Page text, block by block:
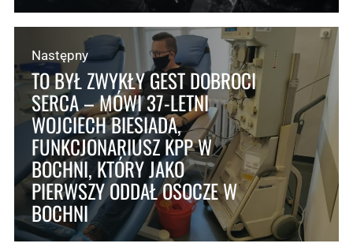
Następny
TO BYŁ ZWYKŁY GEST DOBROCI
SERCA – MÓWI 37-LETNI
WOJCIECH BIESIADA,
FUNKCJONARIUSZ KPP W
BOCHNI, KTÓRY JAKO
PIERWSZY ODDAŁ OSOCZE W
BOCHNI